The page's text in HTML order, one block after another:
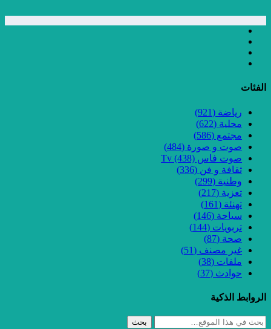
الفئات
رياضة (921)
محلية (622)
مجتمع (586)
صوت و صورة (484)
صوت فاس Tv (438)
ثقافة و فن (336)
وطنية (299)
تعزية (217)
تهنئة (161)
سياحة (146)
تربويات (144)
صحة (87)
غير مصنف (51)
ملفات (38)
حوادث (37)
الروابط الذكية
بحث